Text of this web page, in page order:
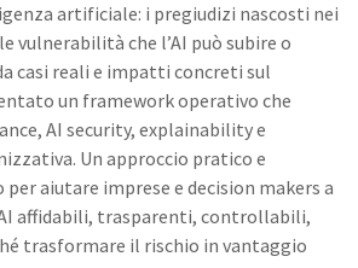
artificiale: i pregiudizi nascosti nei
vulnerabilità che l’AI può subire o
casi reali e impatti concreti sul
un framework operativo che
AI security, explainability e
Un approccio pratico e
aiutare imprese e decision makers a
affidabili, trasparenti, controllabili,
trasformare il rischio in vantaggio